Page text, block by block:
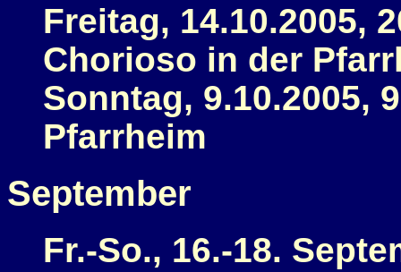
Freitag, 14.10.2005,
Chorioso in der
Sonntag, 9.10.2005,
Pfarrheim
September
Fr.-So., 16.-18.